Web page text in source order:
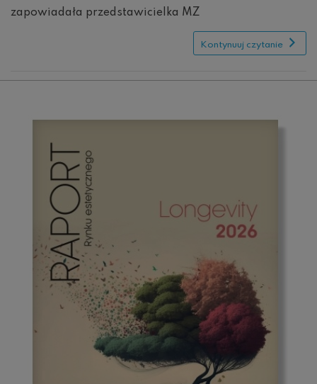
zapowiadała przedstawicielka MZ
Kontynuuj czytanie